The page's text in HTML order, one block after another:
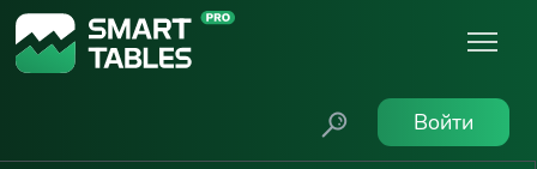
Войти